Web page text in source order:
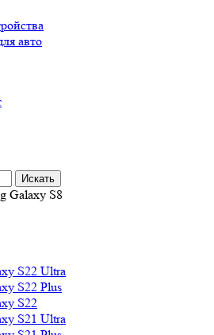
авто
Galaxy S8
S22 Ultra
S22 Plus
S22
S21 Ultra